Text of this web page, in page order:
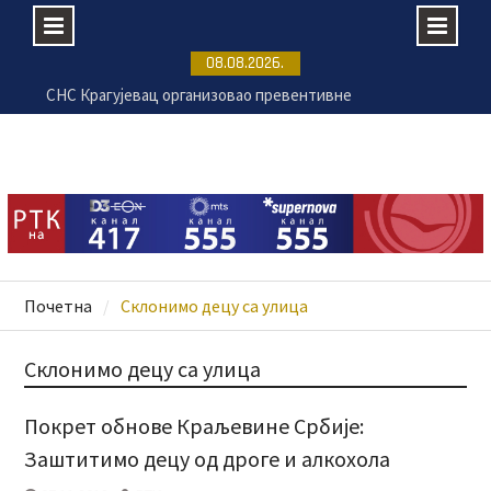
content
08.08.2026.
Крагујевац се припрема за 17.
Великогоспојинске свечаности
Председник Украјине Володимир Зеленски у
званичној посети Србији
СНС Крагујевац организовао превентивне
Почетна Склонимо децу са улица
Склонимо децу са улица
Покрет обнове Краљевине Србије:
Заштитимо децу од дроге и алкохола